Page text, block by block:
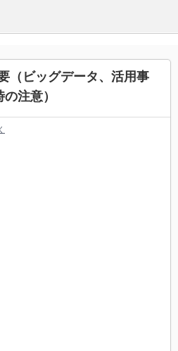
（ビッグデータ、活用事
注意）